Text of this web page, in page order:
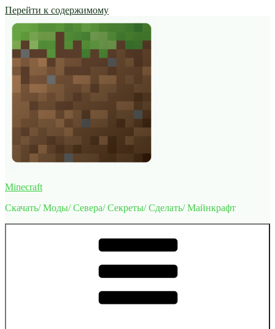
Перейти к содержимому
Minecraft
Скачать/ Моды/ Севера/ Секреты/ Сделать/ Майнкрафт